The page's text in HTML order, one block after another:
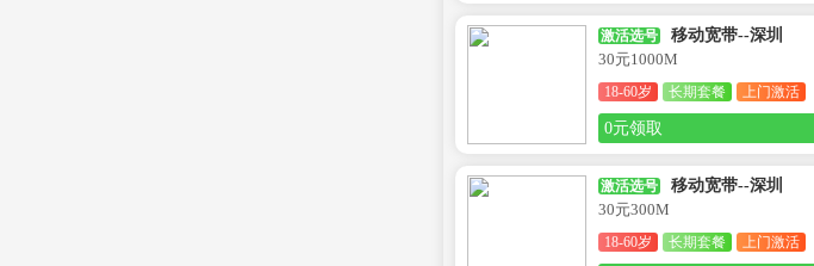
激活选号
移动宽带--深圳
30元1000M
18-60岁 长期套餐 上门激活
0元领取
激活选号
移动宽带--深圳
30元300M
18-60岁 长期套餐 上门激活